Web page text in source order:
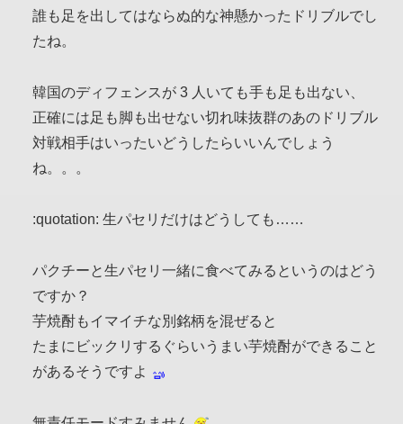
誰も足を出してはならぬ的な神懸かったドリブルでし
たね。
韓国のディフェンスが 3 人いても手も足も出ない、
正確には足も脚も出せない切れ味抜群のあのドリブル
対戦相手はいったいどうしたらいいんでしょう
ね。。。
:quotation: 生パセリだけはどうしても……
パクチーと生パセリ一緒に食べてみるというのはどう
ですか？
芋焼酎もイマイチな別銘柄を混ぜると
たまにビックリするぐらいうまい芋焼酎ができること
があるそうですよ